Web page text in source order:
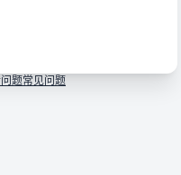
题常见问题